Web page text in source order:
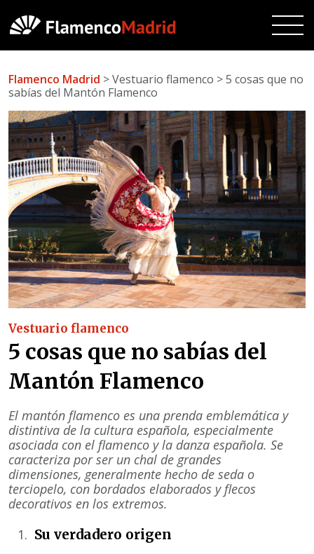
Flamenco Madrid > Vestuario flamenco > 5 cosas que no
sabías del Mantón Flamenco
Vestuario flamenco
5 cosas que no sabías del
Mantón Flamenco
El mantón flamenco es una prenda emblemática y
distintiva de la cultura española, especialmente
asociada con el flamenco y la danza española. Se
caracteriza por ser un chal de grandes
dimensiones, generalmente hecho de seda o
terciopelo, con bordados elaborados y flecos
decorativos en los extremos.
Su verdadero origen